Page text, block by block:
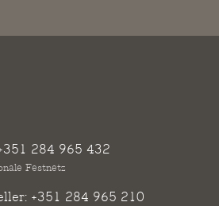
284 965 432
Festnetz
+351 284 965 210